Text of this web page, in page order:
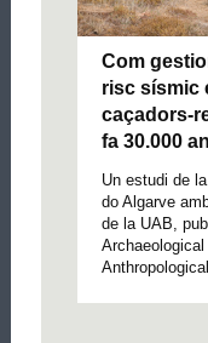
Com
risc sísmic
caçadors-
fa 30.000
Un estudi de
do Algarve
de la UAB,
Archaeological